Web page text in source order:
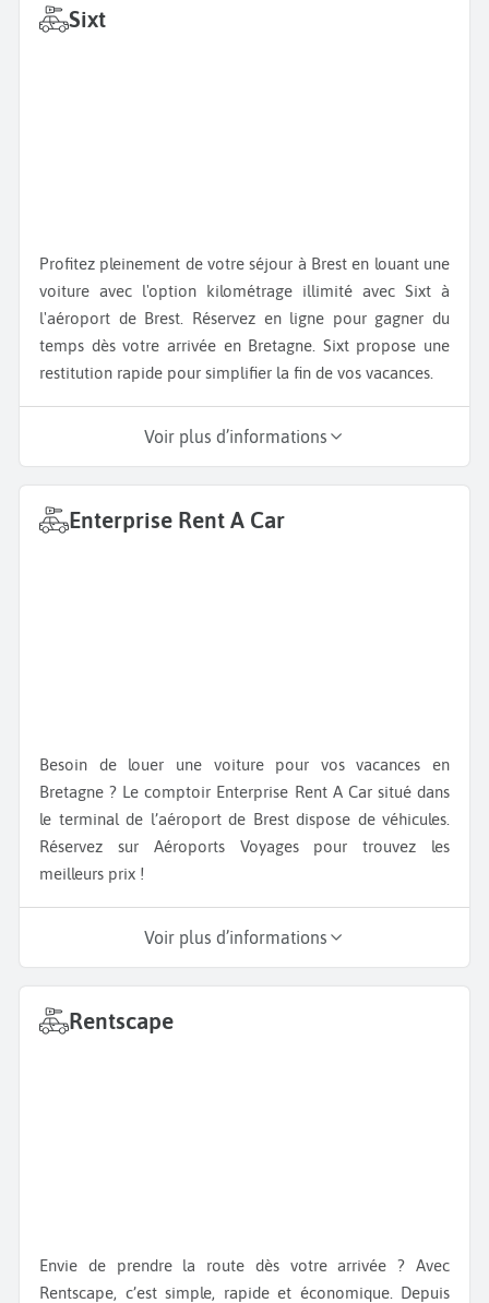
Sixt
Profitez pleinement de votre séjour à Brest en louant une
voiture avec l'option kilométrage illimité avec Sixt à
l'aéroport de Brest. Réservez en ligne pour gagner du
temps dès votre arrivée en Bretagne. Sixt propose une
restitution rapide pour simplifier la fin de vos vacances.
Voir plus d’informations
Enterprise Rent A Car
Besoin de louer une voiture pour vos vacances en
Bretagne ? Le comptoir Enterprise Rent A Car situé dans
le terminal de l’aéroport de Brest dispose de véhicules.
Réservez sur Aéroports Voyages pour trouvez les
meilleurs prix !
Voir plus d’informations
Rentscape
Envie de prendre la route dès votre arrivée ? Avec
Rentscape, c’est simple, rapide et économique. Depuis